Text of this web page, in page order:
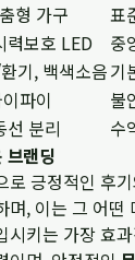
형 가구
표
력보호 LED
중
기, 백색소음기
파이
불
선 분리
수
브랜딩
로 긍정적인 후
며, 이는 그 어
시키는 가장 효